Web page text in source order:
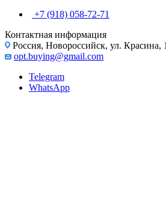
+7 (918) 058-72-71
Контактная информация
Россия, Новороссийск, ул. Красина,
opt.buying@gmail.com
Telegram
WhatsApp